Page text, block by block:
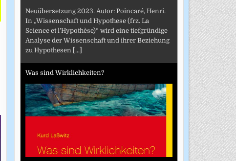
Neuübersetzung 2023. Autor: Poincaré, Henri.
In „Wissenschaft und Hypothese (frz. La
Science et l’Hypothèse)“ wird eine tiefgründige
Analyse der Wissenschaft und ihrer Beziehung
zu Hypothesen [...]
Was sind Wirklichkeiten?